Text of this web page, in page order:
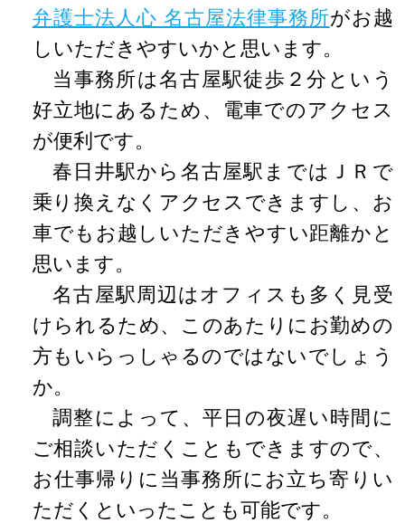
弁護士法人心 名古屋法律事務所がお越
しいただきやすいかと思います。
当事務所は名古屋駅徒歩２分という
好立地にあるため、電車でのアクセス
が便利です。
春日井駅から名古屋駅まではＪＲで
乗り換えなくアクセスできますし、お
車でもお越しいただきやすい距離かと
思います。
名古屋駅周辺はオフィスも多く見受
けられるため、このあたりにお勤めの
方もいらっしゃるのではないでしょう
か。
調整によって、平日の夜遅い時間に
ご相談いただくこともできますので、
お仕事帰りに当事務所にお立ち寄りい
ただくといったことも可能です。